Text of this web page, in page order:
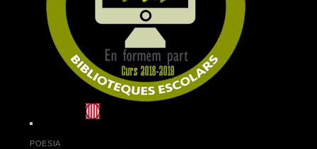
POESIA